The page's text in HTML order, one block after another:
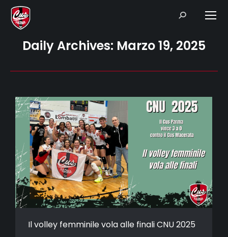
Search:
Daily Archives: Marzo 19, 2025
Il volley femminile vola alle finali CNU 2025